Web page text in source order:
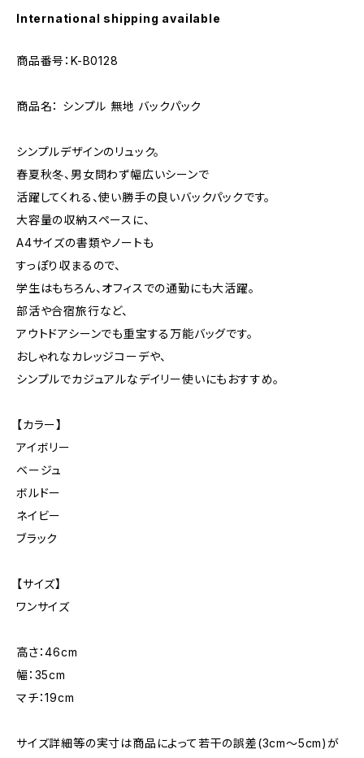
International shipping available
商品番号：K-B0128
商品名： シンプル 無地 バックパック
シンプルデザインのリュック。
春夏秋冬、男女問わず幅広いシーンで
活躍してくれる、使い勝手の良いバックパックです。
大容量の収納スペースに、
A4サイズの書類やノートも
すっぽり収まるので、
学生はもちろん、オフィスでの通勤にも大活躍。
部活や合宿旅行など、
アウトドアシーンでも重宝する万能バッグです。
おしゃれなカレッジコーデや、
シンプルでカジュアルなデイリー使いにもおすすめ。
【カラー】
アイボリー
ベージュ
ボルドー
ネイビー
ブラック
【サイズ】
ワンサイズ
高さ：46cm
幅：35cm
マチ：19cm
サイズ詳細等の実寸は商品によって若干の誤差(3cm〜5cm)が